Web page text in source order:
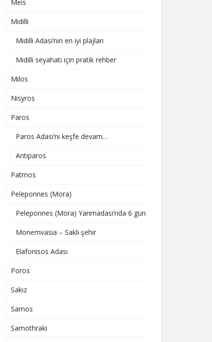
Meis
Midilli
Midilli Adası’nın en iyi plajları
Midilli seyahati için pratik rehber
Milos
Nisyros
Paros
Paros Adası’nı keşfe devam…
Antiparos
Patmos
Peleponnes (Mora)
Peleponnes (Mora) Yarımadası’nda 6 gün
Monemvasia – Saklı şehir
Elafonisos Adası
Poros
Sakız
Samos
Samothraki